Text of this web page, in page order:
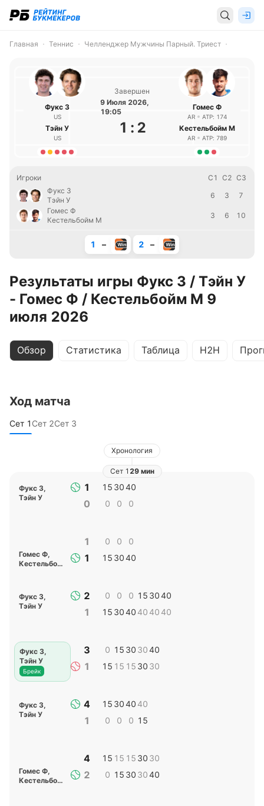
Главная Теннис Челленджер Мужчины Парный. Триест
Фукс З
US
Тэйн У
US
Завершен
9 Июля 2026,
19:05
1 : 2
Гомес Ф
AR ATP: 174
Кестельбойм М
AR ATP: 789
Игроки С1 С2 С3
Фукс З
Тэйн У
6 3
7
Гомес Ф
Кестельбойм М
3 6 10
1 – 2 –
Результаты игры Фукс З / Тэйн У
- Гомес Ф / Кестельбойм М 9
июля 2026
Обзор Статистика Таблица H2H
Ход матча
Сет 1 Сет 2Сет 3
Хронология
Сет 1 29 мин
Фукс З,
Тэйн У
1
0
15
0
30
0
40
0
Гомес Ф,
Кестельбойм М
1
1
0
15
0
30
0
40
Фукс З,
Тэйн У
2
1
0
15
0
30
0
40
15
40
30
40
40
40
Фукс З,
Тэйн У
Брейк
3
1
0
15
15
15
30
15
30
30
40
30
Фукс З,
Тэйн У
4
1
15
0
30
0
40
0
40
15
Гомес Ф,
Кестельбойм М
4
2
15
0
15
15
15
30
30
30
30
40